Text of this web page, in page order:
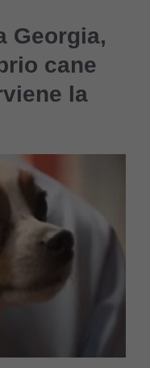
Georgia,
cane
la